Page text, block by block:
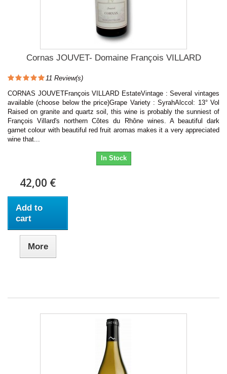
Cornas JOUVET- Domaine François VILLARD
11 Review(s)
CORNAS JOUVETFrançois VILLARD EstateVintage : Several vintages
available (choose below the price)Grape Variety : SyrahAlccol: 13° Vol
Raised on granite and quartz soil, this wine is probably the sunniest of
François Villard's northern Côtes du Rhône wines. A beautiful dark
garnet colour with beautiful red fruit aromas makes it a very appreciated
wine that...
In Stock
42,00 €
Add to
cart
More